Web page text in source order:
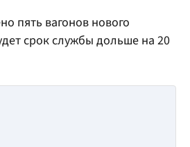
пять вагонов нового
срок службы дольше на 20